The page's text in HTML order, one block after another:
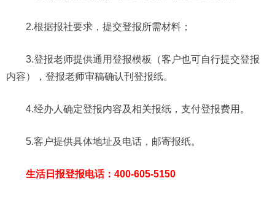
2.根据报社要求，提交登报所需材料；
3.登报老师提供通用登报模板（客户也可自行提交登报
内容），登报老师审稿确认刊登报纸。
4.经办人确定登报内容及相关报纸，支付登报费用。
5.客户提供具体地址及电话，邮寄报纸。
生活日报登报电话：400-605-5150